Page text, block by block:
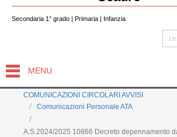
Secondaria 1° grado | Primaria | Infanzia
MENU
COMUNICAZIONI CIRCOLARI AVVISI
Comunicazioni Personale ATA
A.S.2024/2025 10866 Decreto depennamento